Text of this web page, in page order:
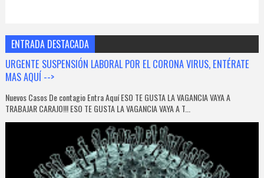
ENTRADA DESTACADA
URGENTE SUSPENSIÓN LABORAL POR EL CORONA VIRUS, ENTÉRATE
MAS AQUÍ -->
Nuevos Casos De contagio Entra Aquí ESO TE GUSTA LA VAGANCIA VAYA A
TRABAJAR CARAJO!!! ESO TE GUSTA LA VAGANCIA VAYA A T...